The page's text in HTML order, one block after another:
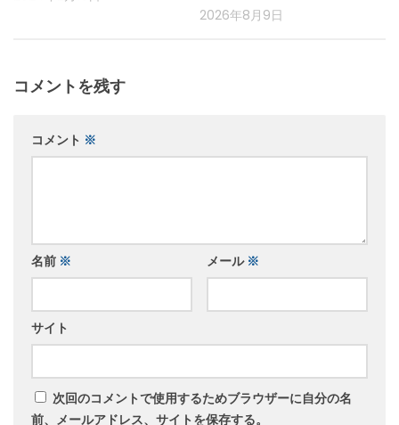
2026年8月9日
コメントを残す
コメント ※
名前 ※ メール ※
サイト
次回のコメントで使用するためブラウザーに自分の名
前、メールアドレス、サイトを保存する。